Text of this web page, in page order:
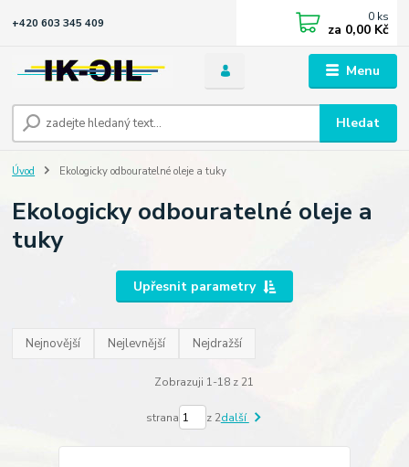
Menu
Hledat
+420 603 345 409 0 ks
za 0,00 Kč
Úvod Ekologicky odbouratelné oleje a tuky
Ekologicky odbouratelné oleje a
tuky
Upřesnit parametry
Nejnovější Nejlevnější Nejdražší
Zobrazuji 1-18 z 21
strana z 2další